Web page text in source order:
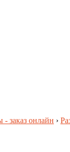
- заказ онлайн ›